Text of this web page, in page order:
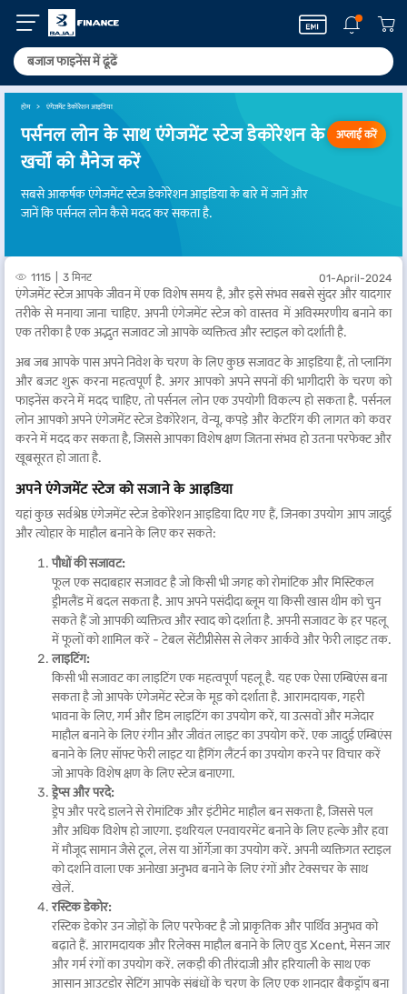
होम एंगेजमेंट डेकोरेशन आइडिया
पर्सनल लोन के साथ एंगेजमेंट स्टेज डेकोरेशन के
खर्चों को मैनेज करें
सबसे आकर्षक एंगेजमेंट स्टेज डेकोरेशन आइडिया के बारे में जानें और
जानें कि पर्सनल लोन कैसे मदद कर सकता है.
अप्लाई करें
1115 3 मिनट 01-April-2024
एंगेजमेंट स्टेज आपके जीवन में एक विशेष समय है, और इसे संभव सबसे सुंदर और यादगार
तरीके से मनाया जाना चाहिए. अपनी एंगेजमेंट स्टेज को वास्तव में अविस्मरणीय बनाने का
एक तरीका है एक अद्भुत सजावट जो आपके व्यक्तित्व और स्टाइल को दर्शाती है.
अब जब आपके पास अपने निवेश के चरण के लिए कुछ सजावट के आइडिया हैं, तो प्लानिंग
और बजट शुरू करना महत्वपूर्ण है. अगर आपको अपने सपनों की भागीदारी के चरण को
फाइनेंस करने में मदद चाहिए, तो पर्सनल लोन एक उपयोगी विकल्प हो सकता है. पर्सनल
लोन आपको अपने एंगेजमेंट स्टेज डेकोरेशन, वेन्यू, कपड़े और केटरिंग की लागत को कवर
करने में मदद कर सकता है, जिससे आपका विशेष क्षण जितना संभव हो उतना परफेक्ट और
खूबसूरत हो जाता है.
अपने एंगेजमेंट स्टेज को सजाने के आइडिया
यहां कुछ सर्वश्रेष्ठ एंगेजमेंट स्टेज डेकोरेशन आइडिया दिए गए हैं, जिनका उपयोग आप जादुई
और त्योहार के माहौल बनाने के लिए कर सकते:
पौधों की सजावट:
फूल एक सदाबहार सजावट है जो किसी भी जगह को रोमांटिक और मिस्टिकल
ड्रीमलैंड में बदल सकता है. आप अपने पसंदीदा ब्लूम या किसी खास थीम को चुन
सकते हैं जो आपकी व्यक्तित्व और स्वाद को दर्शाता है. अपनी सजावट के हर पहलू
में फूलों को शामिल करें - टेबल सेंटीप्रीसेस से लेकर आर्कवे और फेरी लाइट तक.
लाइटिंग:
किसी भी सजावट का लाइटिंग एक महत्वपूर्ण पहलू है. यह एक ऐसा एम्बिएंस बना
सकता है जो आपके एंगेजमेंट स्टेज के मूड को दर्शाता है. आरामदायक, गहरी
भावना के लिए, गर्म और डिम लाइटिंग का उपयोग करें, या उत्सवों और मजेदार
माहौल बनाने के लिए रंगीन और जीवंत लाइट का उपयोग करें. एक जादुई एम्बिएंस
बनाने के लिए सॉफ्ट फेरी लाइट या हैंगिंग लैंटर्न का उपयोग करने पर विचार करें
जो आपके विशेष क्षण के लिए स्टेज बनाएगा.
ड्रेप्स और परदे:
ड्रेप और परदे डालने से रोमांटिक और इंटीमेट माहौल बन सकता है, जिससे पल
और अधिक विशेष हो जाएगा. इथरियल एनवायरमेंट बनाने के लिए हल्के और हवा
में मौजूद सामान जैसे टूल, लेस या ऑर्गेज़ा का उपयोग करें. अपनी व्यक्तिगत स्टाइल
को दर्शाने वाला एक अनोखा अनुभव बनाने के लिए रंगों और टेक्सचर के साथ
खेलें.
रस्टिक डेकोर:
रस्टिक डेकोर उन जोड़ों के लिए परफेक्ट है जो प्राकृतिक और पार्थिव अनुभव को
बढ़ाते हैं. आरामदायक और रिलेक्स माहौल बनाने के लिए वुड Xcent, मेसन जार
और गर्म रंगों का उपयोग करें. लकड़ी की तीरंदाजी और हरियाली के साथ एक
आसान आउटडोर सेटिंग आपके संबंधों के चरण के लिए एक शानदार बैकड्रॉप बना